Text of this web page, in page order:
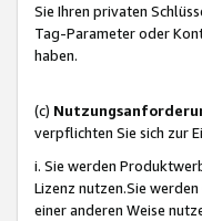
Sie Ihren privaten
Tag-Parameter oder
haben.
(c)
verpflichten Sie sich zur
i. Sie werden
Lizenz nutzen.Sie
einer anderen Weise